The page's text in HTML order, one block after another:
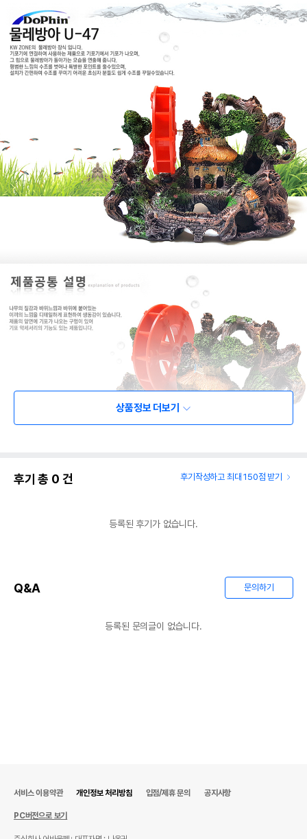
상품정보 더보기
후기 총 0 건 후기작성하고 최대 150점 받기
등록된 후기가 없습니다.
Q&A 문의하기
등록된 문의글이 없습니다.
서비스 이용약관 개인정보 처리방침 입점/제휴 문의 공지사항
PC버전으로 보기